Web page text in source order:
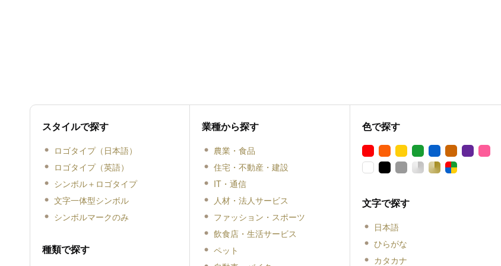
スタイルで探す
ロゴタイプ（日本語）
ロゴタイプ（英語）
シンボル＋ロゴタイプ
文字一体型シンボル
シンボルマークのみ
種類で探す
業種から探す
農業・食品
住宅・不動産・建設
IT・通信
人材・法人サービス
ファッション・スポーツ
飲食店・生活サービス
ペット
色で探す
文字で探す
日本語
ひらがな
カタカナ